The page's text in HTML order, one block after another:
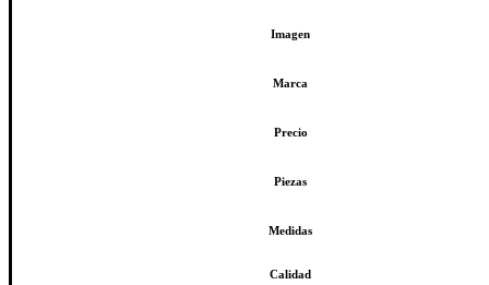
Imagen
Marca
Precio
Piezas
Medidas
Calidad